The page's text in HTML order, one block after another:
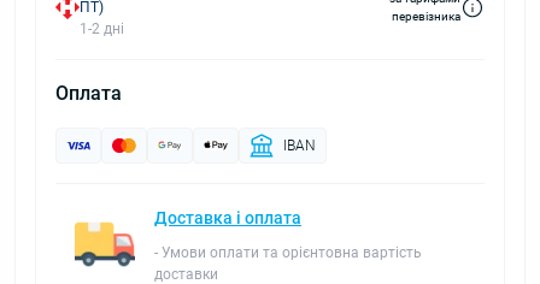
ПТ)
1-2 дні
перевізника
Оплата
IBAN
Доставка і оплата
- Умови оплати та орієнтовна вартість
доставки